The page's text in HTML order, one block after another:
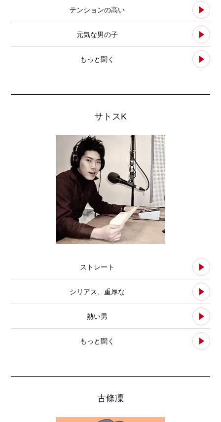
テンションの高い
元気な男の子
もっと聞く
サトスK
ストレート
シリアス、重厚な
熱い男
もっと聞く
古條凜